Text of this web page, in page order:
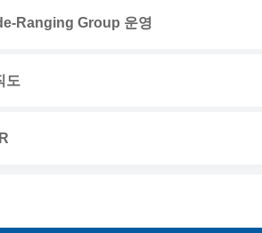
Ranging Group 운영
도